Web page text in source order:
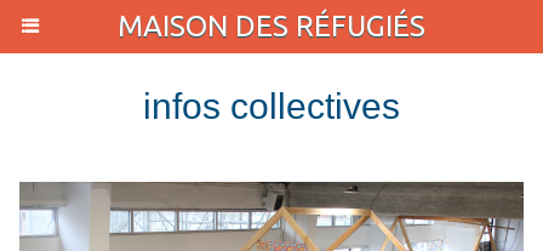
MAISON DES RÉFUGIÉS
infos collectives